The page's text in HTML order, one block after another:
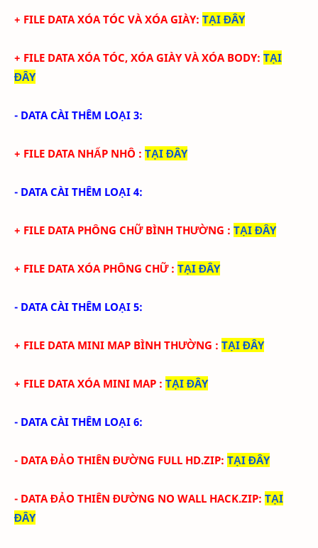
+ FILE DATA XÓA TÓC VÀ XÓA GIÀY: TẠI ĐÂY
+ FILE DATA XÓA TÓC, XÓA GIÀY VÀ XÓA BODY: TẠI
ĐÂY
- DATA CÀI THÊM LOẠI 3:
+ FILE DATA NHẤP NHÔ : TẠI ĐÂY
- DATA CÀI THÊM LOẠI 4:
+ FILE DATA PHÔNG CHỮ BÌNH THƯỜNG : TẠI ĐÂY
+ FILE DATA XÓA PHÔNG CHỮ : TẠI ĐÂY
- DATA CÀI THÊM LOẠI 5:
+ FILE DATA MINI MAP BÌNH THƯỜNG : TẠI ĐÂY
+ FILE DATA XÓA MINI MAP : TẠI ĐÂY
- DATA CÀI THÊM LOẠI 6:
- DATA ĐẢO THIÊN ĐƯỜNG FULL HD.ZIP: TẠI ĐÂY
- DATA ĐẢO THIÊN ĐƯỜNG NO WALL HACK.ZIP: TẠI
ĐÂY